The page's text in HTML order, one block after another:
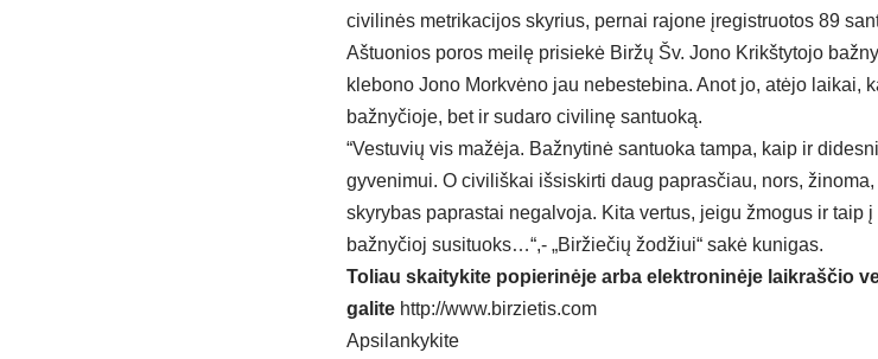
civilinės metrikacijos skyrius, pernai rajone įregistruotos 89
Aštuonios poros meilę prisiekė Biržų Šv. Jono Krikštytojo
klebono Jono Morkvėno jau nebestebina. Anot jo, atėjo laikai,
bažnyčioje, bet ir sudaro civilinę santuoką.
“Vestuvių vis mažėja. Bažnytinė santuoka tampa, kaip ir
gyvenimui. O civiliškai išsiskirti daug paprasčiau, nors,
skyrybas paprastai negalvoja. Kita vertus, jeigu žmogus ir taip
bažnyčioj susituoks…“,- „Biržiečių žodžiui“ sakė kunigas.
Toliau skaitykite popierinėje arba elektroninėje laikraščio
galite http://www.birzietis.com
Apsilankykite